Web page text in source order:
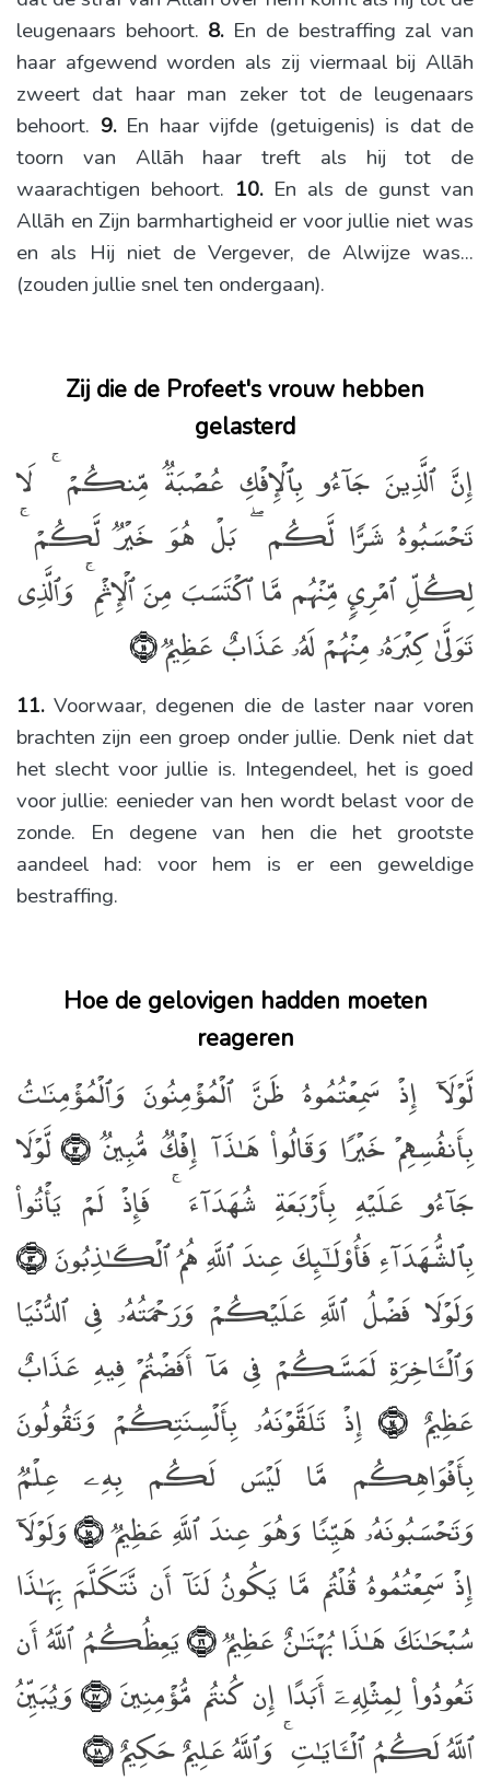
leugenaars behoort. 8. En de bestraffing zal van
haar afgewend worden als zij viermaal bij Allāh
zweert dat haar man zeker tot de leugenaars
behoort. 9. En haar vijfde (getuigenis) is dat de
toorn van Allāh haar treft als hij tot de
waarachtigen behoort. 10. En als de gunst van
Allāh en Zijn barmhartigheid er voor jullie niet was
en als Hij niet de Vergever, de Alwijze was...
(zouden jullie snel ten ondergaan).
Zij die de Profeet's vrouw hebben
gelasterd
11. Voorwaar, degenen die de laster naar voren
brachten zijn een groep onder jullie. Denk niet dat
het slecht voor jullie is. Integendeel, het is goed
voor jullie: eenieder van hen wordt belast voor de
zonde. En degene van hen die het grootste
aandeel had: voor hem is er een geweldige
bestraffing.
إِنَّ ٱلَّذِينَ جَآءُو بِٱلْإِفْكِ عُصْبَةٌۭ مِّنكُمْ ۚ لَا
تَحْسَبُوهُ شَرًّۭا لَّكُم ۖ بَلْ هُوَ خَيْرٌۭ لَّكُمْ ۚ
لِكُلِّ ٱمْرِئٍۢ مِّنْهُم مَّا ٱكْتَسَبَ مِنَ ٱلْإِثْمِ ۚ وَٱلَّذِى
تَوَلَّىٰ كِبْرَهُۥ مِنْهُمْ لَهُۥ عَذَابٌ عَظِيمٌۭ﴿١١﴾
Hoe de gelovigen hadden moeten
reageren
لَّوْلَآ إِذْ سَمِعْتُمُوهُ ظَنَّ ٱلْمُؤْمِنُونَ وَٱلْمُؤْمِنَـٰتُ
بِأَنفُسِهِمْ خَيْرًۭا وَقَالُوا۟ هَـٰذَآ إِفْكٌۭ مُّبِينٌۭ﴿١٢﴾
لَّوْلَا
جَآءُو عَلَيْهِ بِأَرْبَعَةِ شُهَدَآءَ ۚ فَإِذْ لَمْ يَأْتُوا۟
بِٱلشُّهَدَآءِ فَأُو۟لَـٰٓئِكَ عِندَ ٱللَّهِ هُمُ ٱلْكَـٰذِبُونَ﴿١٣﴾
وَلَوْلَا فَضْلُ ٱللَّهِ عَلَيْكُمْ وَرَحْمَتُهُۥ فِى ٱلدُّنْيَا
وَٱلْـَٔاخِرَةِ لَمَسَّكُمْ فِى مَآ أَفَضْتُمْ فِيهِ عَذَابٌ
عَظِيمٌ﴿١٤﴾
إِذْ تَلَقَّوْنَهُۥ بِأَلْسِنَتِكُمْ وَتَقُولُونَ
بِأَفْوَاهِكُم مَّا لَيْسَ لَكُم بِهِۦ عِلْمٌۭ
وَتَحْسَبُونَهُۥ هَيِّنًۭا وَهُوَ عِندَ ٱللَّهِ عَظِيمٌۭ﴿١٥﴾ وَلَوْلَآ
إِذْ سَمِعْتُمُوهُ قُلْتُم مَّا يَكُونُ لَنَآ أَن نَّتَكَلَّمَ بِهَـٰذَا
سُبْحَـٰنَكَ هَـٰذَا بُهْتَـٰنٌ عَظِيمٌۭ﴿١٦﴾
يَعِظُكُمُ ٱللَّهُ أَن
تَعُودُوا۟ لِمِثْلِهِۦٓ أَبَدًا إِن كُنتُم مُّؤْمِنِينَ﴿١٧﴾
وَيُبَيِّنُ
ٱللَّهُ لَكُمُ ٱلْـَٔايَـٰتِ ۚ وَٱللَّهُ عَلِيمٌ حَكِيمٌ﴿١٨﴾